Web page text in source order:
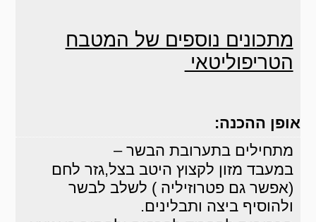
מתכונים נוספים של המטבח
הטריפוליטאי
אופן ההכנה:
מתחילים בתערובת הבשר –
במעבד מזון לקצוץ היטב בצל,גזר לחם
(אפשר גם פטרוזיליה ) לשלב לבשר
ולהוסיף ביצה ותבלינים.